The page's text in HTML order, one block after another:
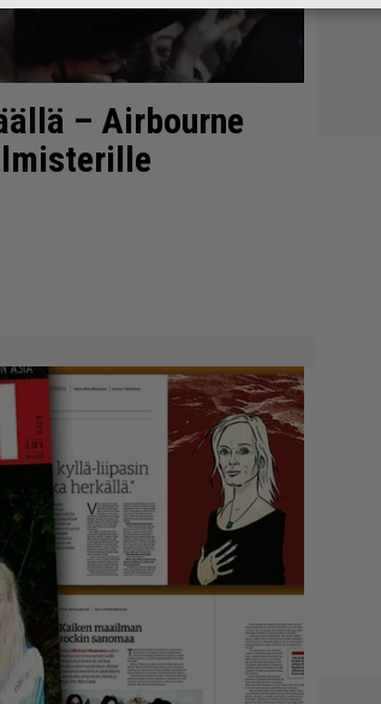
– Airbourne